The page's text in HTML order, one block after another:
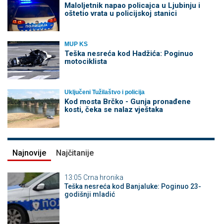
Maloljetnik napao policajca u Ljubinju i
oštetio vrata u policijskoj stanici
MUP KS
Teška nesreća kod Hadžića: Poginuo
motociklista
Uključeni Tužilaštvo i policija
Kod mosta Brčko - Gunja pronađene
kosti, čeka se nalaz vještaka
Najnovije Najčitanije
13:05 Crna hronika
Teška nesreća kod Banjaluke: Poginuo 23-
godišnji mladić